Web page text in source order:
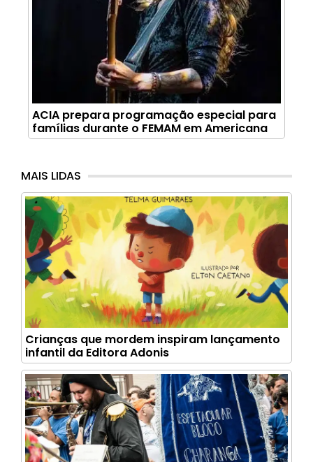
ACIA prepara programação especial para
famílias durante o FEMAM em Americana
MAIS LIDAS
Crianças que mordem inspiram lançamento
infantil da Editora Adonis